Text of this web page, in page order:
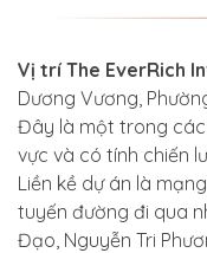
Vị trí The EverRich
Dương Vương,
Đây là một trong
vực và có tính chiến
Liền kề dự án là
tuyến đường đi qua
Đạo, Nguyễn Tri